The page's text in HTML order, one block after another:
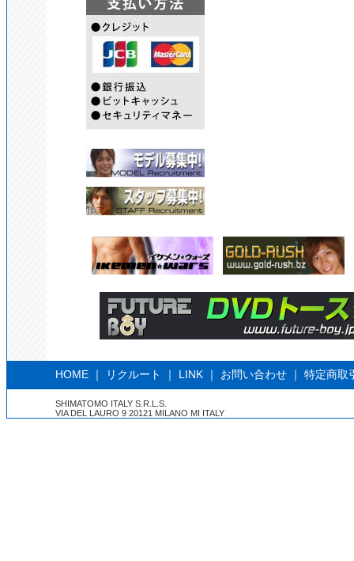
HOME ｜ リクルート ｜ LINK ｜ お問い合わせ ｜ 特定商取
SHIMATOMO ITALY S.R.L.S.
VIA DEL LAURO 9 20121 MILANO MI ITALY